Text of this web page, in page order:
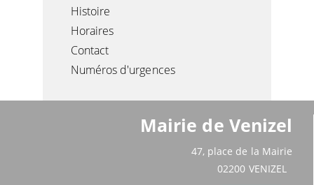
Histoire
Horaires
Contact
Numéros d'urgences
Mairie de Venizel
47, place de la Mairie
02200 VENIZEL